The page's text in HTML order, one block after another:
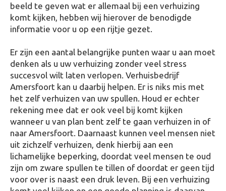
beeld te geven wat er allemaal bij een verhuizing
komt kijken, hebben wij hierover de benodigde
informatie voor u op een rijtje gezet.
Er zijn een aantal belangrijke punten waar u aan moet
denken als u uw verhuizing zonder veel stress
succesvol wilt laten verlopen. Verhuisbedrijf
Amersfoort kan u daarbij helpen. Er is niks mis met
het zelf verhuizen van uw spullen. Houd er echter
rekening mee dat er ook veel bij komt kijken
wanneer u van plan bent zelf te gaan verhuizen in of
naar Amersfoort. Daarnaast kunnen veel mensen niet
uit zichzelf verhuizen, denk hierbij aan een
lichamelijke beperking, doordat veel mensen te oud
zijn om zware spullen te tillen of doordat er geen tijd
voor over is naast een druk leven. Bij een verhuizing